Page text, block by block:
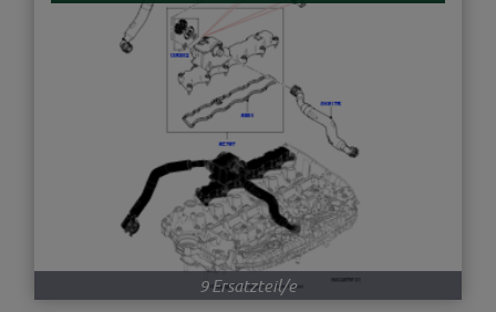
9 Ersatzteil/e